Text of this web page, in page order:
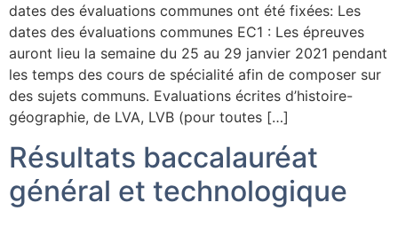
dates des évaluations communes ont été fixées: Les
dates des évaluations communes EC1 : Les épreuves
auront lieu la semaine du 25 au 29 janvier 2021 pendant
les temps des cours de spécialité afin de composer sur
des sujets communs. Evaluations écrites d’histoire-
géographie, de LVA, LVB (pour toutes […]
Résultats baccalauréat
général et technologique